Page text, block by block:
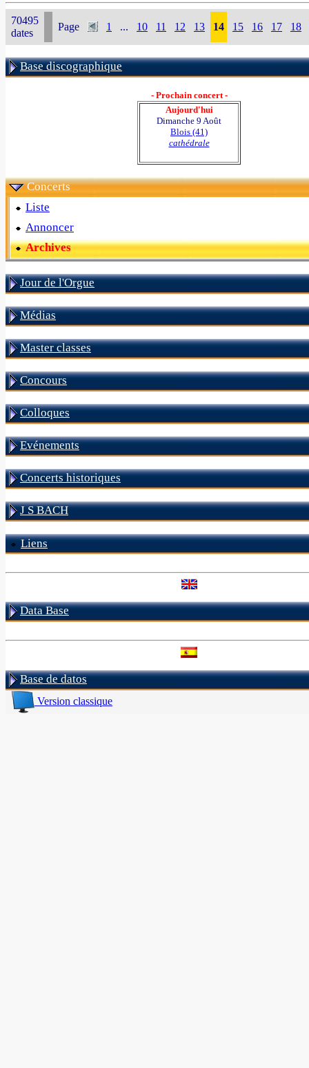
70495
dates
Page 1 ... 10 11 12 13 14 15 16 17 18
Base discographique
- Prochain concert -
Aujourd'hui
Dimanche 9 Août
Blois (41)
cathédrale
Concerts
Liste
Annoncer
Archives
Jour de l'Orgue
Médias
Master classes
Concours
Colloques
Evénements
Concerts historiques
J S BACH
Liens
Data Base
Base de datos
Version classique